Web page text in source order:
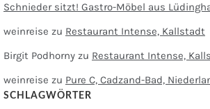
Schnieder sitzt! Gastro-Möbel aus
weinreise zu Restaurant Intense, Kallstadt
Birgit Podhorny zu Restaurant Intense,
weinreise zu Pure C, Cadzand-Bad,
SCHLAGWÖRTER